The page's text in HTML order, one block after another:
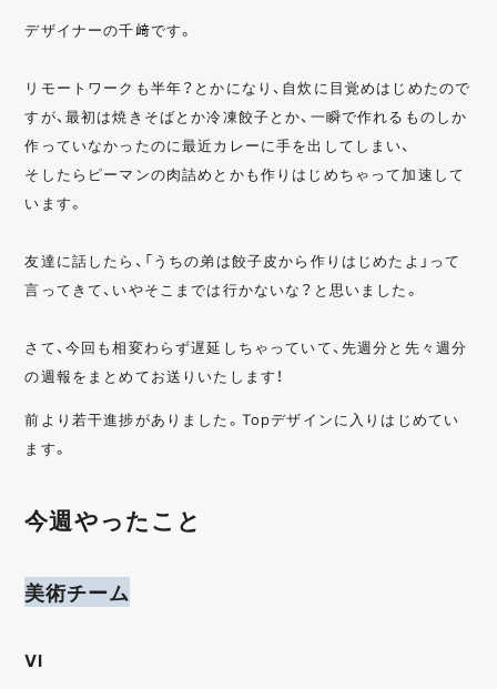
デザイナーの千﨑です。
リモートワークも半年？とかになり、自炊に目覚めはじめたので
すが、最初は焼きそばとか冷凍餃子とか、一瞬で作れるものしか
作っていなかったのに最近カレーに手を出してしまい、
そしたらピーマンの肉詰めとかも作りはじめちゃって加速して
います。
友達に話したら、「うちの弟は餃子皮から作りはじめたよ」って
言ってきて、いやそこまでは行かないな？と思いました。
さて、今回も相変わらず遅延しちゃっていて、先週分と先々週分
の週報をまとめてお送りいたします！
前より若干進捗がありました。Topデザインに入りはじめてい
ます。
今週やったこと
美術チーム
VI